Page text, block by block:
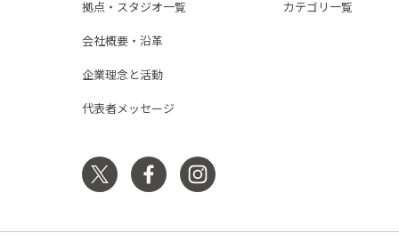
拠点・スタジオ一覧
会社概要・沿革
企業理念と活動
代表者メッセージ
カテゴリ一覧